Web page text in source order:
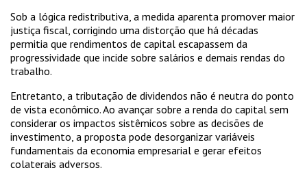
Sob a lógica redistributiva, a medida aparenta promover maior
justiça fiscal, corrigindo uma distorção que há décadas
permitia que rendimentos de capital escapassem da
progressividade que incide sobre salários e demais rendas do
trabalho.
Entretanto, a tributação de dividendos não é neutra do ponto
de vista econômico. Ao avançar sobre a renda do capital sem
considerar os impactos sistêmicos sobre as decisões de
investimento, a proposta pode desorganizar variáveis
fundamentais da economia empresarial e gerar efeitos
colaterais adversos.